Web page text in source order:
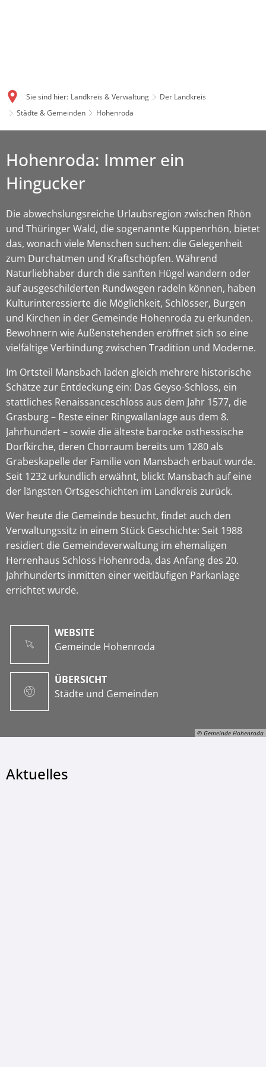
Sie sind hier: Landkreis & Verwaltung
Der Landkreis
Städte & Gemeinden
Hohenroda
© Gemeinde Hohenroda
Hohenroda: Immer ein
Hingucker
Die abwechslungsreiche Urlaubsregion zwischen Rhön
und Thüringer Wald, die sogenannte Kuppenrhön, bietet
das, wonach viele Menschen suchen: die Gelegenheit
zum Durchatmen und Kraftschöpfen. Während
Naturliebhaber durch die sanften Hügel wandern oder
auf ausgeschilderten Rundwegen radeln können, haben
Kulturinteressierte die Möglichkeit, Schlösser, Burgen
und Kirchen in der Gemeinde Hohenroda zu erkunden.
Bewohnern wie Außenstehenden eröffnet sich so eine
vielfältige Verbindung zwischen Tradition und Moderne.
Im Ortsteil Mansbach laden gleich mehrere historische
Schätze zur Entdeckung ein: Das Geyso-Schloss, ein
stattliches Renaissanceschloss aus dem Jahr 1577, die
Grasburg – Reste einer Ringwallanlage aus dem 8.
Jahrhundert – sowie die älteste barocke osthessische
Dorfkirche, deren Chorraum bereits um 1280 als
Grabeskapelle der Familie von Mansbach erbaut wurde.
Seit 1232 urkundlich erwähnt, blickt Mansbach auf eine
der längsten Ortsgeschichten im Landkreis zurück.
Wer heute die Gemeinde besucht, findet auch den
Verwaltungssitz in einem Stück Geschichte: Seit 1988
residiert die Gemeindeverwaltung im ehemaligen
Herrenhaus Schloss Hohenroda, das Anfang des 20.
Jahrhunderts inmitten einer weitläufigen Parkanlage
errichtet wurde.
WEBSITE
Gemeinde Hohenroda
ÜBERSICHT
Städte und Gemeinden
Aktuelles